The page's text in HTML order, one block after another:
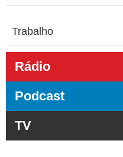
Trabalho
Rádio
Podcast
TV